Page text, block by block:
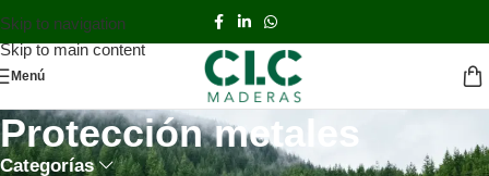
Skip to navigation
Skip to main content
Menú
Protección metales
Categorías